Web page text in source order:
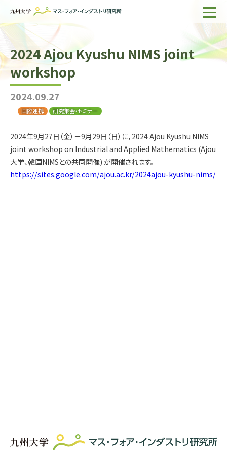
ホーム
IMIについて
組織・所員
研究活動
出版物一覧
2024 Ajou Kyushu NIMS joint
workshop
2024.09.27
国際連携 研究集会・セミナー
2024年9月27日（金）－9月29日（日）に，2024 Ajou Kyushu NIMS
joint workshop on Industrial and Applied Mathematics (Ajou
大学、韓国NIMSとの共同開催) が開催されます。
https://sites.google.com/ajou.ac.kr/2024ajou-kyushu-nims/